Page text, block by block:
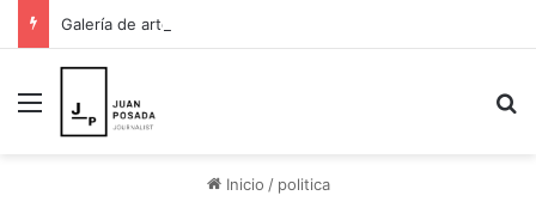
Menú
Inicio / politica